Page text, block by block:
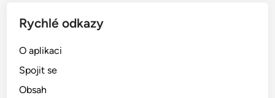
Rychlé odkazy
O aplikaci
Spojit se
Obsah